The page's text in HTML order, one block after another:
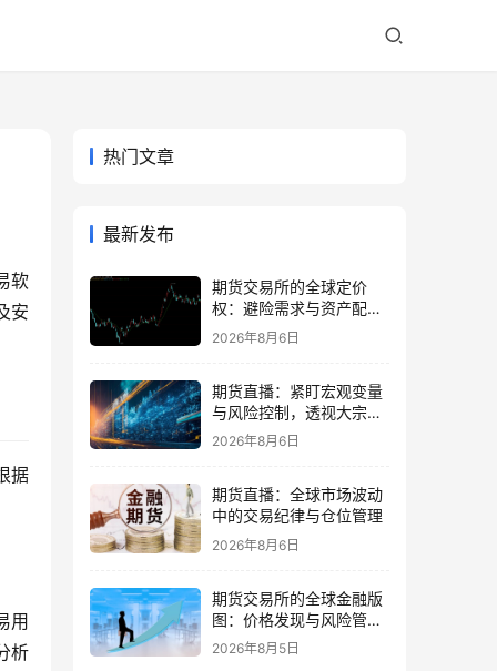
软
安
据
用
析
热门文章
最新发布
期货交易所的全球定价
权：避险需求与资产配置
再平衡
2026年8月6日
期货直播：紧盯宏观变量
与风险控制，透视大宗商
品波动逻辑
2026年8月6日
期货直播：全球市场波动
中的交易纪律与仓位管理
2026年8月6日
期货交易所的全球金融版
图：价格发现与风险管理
的核心
2026年8月5日